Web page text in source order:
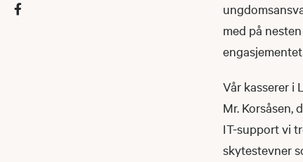
med på
Vår kasserer i
Mr. Korsåsen,
IT-support vi
skytestevner